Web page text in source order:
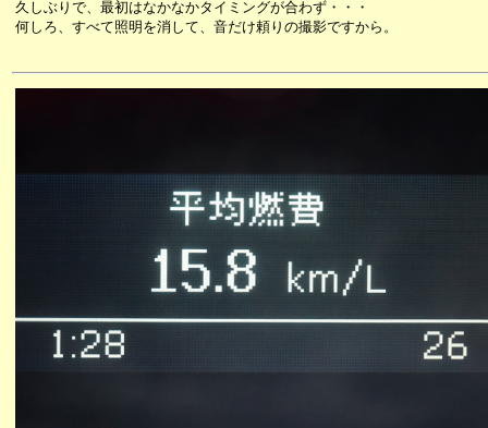
久しぶりで、最初はなかなかタイミングが合わず・・・
何しろ、すべて照明を消して、音だけ頼りの撮影ですから。